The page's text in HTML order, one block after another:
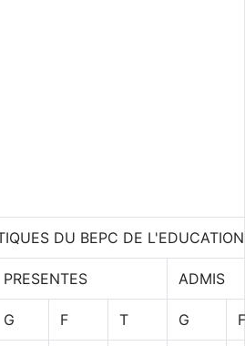
DU BEPC DE
PRESENTES ADMIS
G F T G F